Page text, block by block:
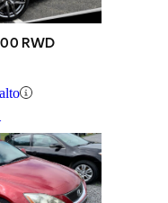
RWD